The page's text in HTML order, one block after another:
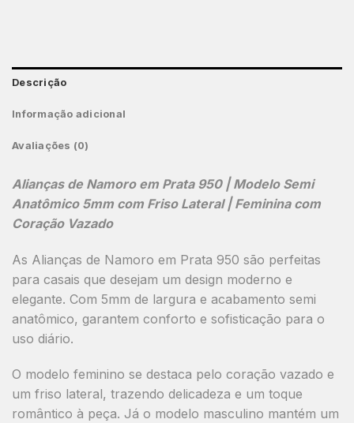
Descrição
Informação adicional
Avaliações (0)
Alianças de Namoro em Prata 950 | Modelo Semi
Anatômico 5mm com Friso Lateral | Feminina com
Coração Vazado
As Alianças de Namoro em Prata 950 são perfeitas
para casais que desejam um design moderno e
elegante. Com 5mm de largura e acabamento semi
anatômico, garantem conforto e sofisticação para o
uso diário.
O modelo feminino se destaca pelo coração vazado e
um friso lateral, trazendo delicadeza e um toque
romântico à peça. Já o modelo masculino mantém um